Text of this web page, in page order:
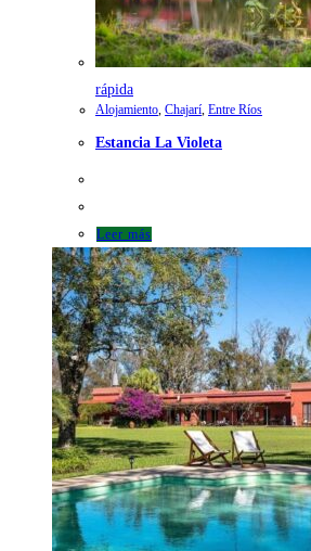
rápida
Alojamiento, Chajarí, Entre Ríos
Estancia La Violeta
Leer más